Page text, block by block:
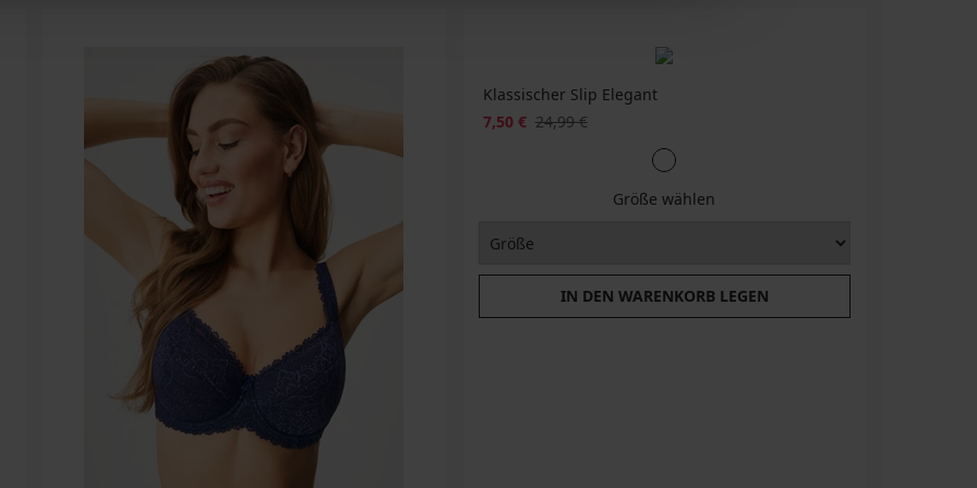
Klassischer Slip Elegant
7,50 € 24,99 €
Größe wählen
IN DEN WARENKORB LEGEN